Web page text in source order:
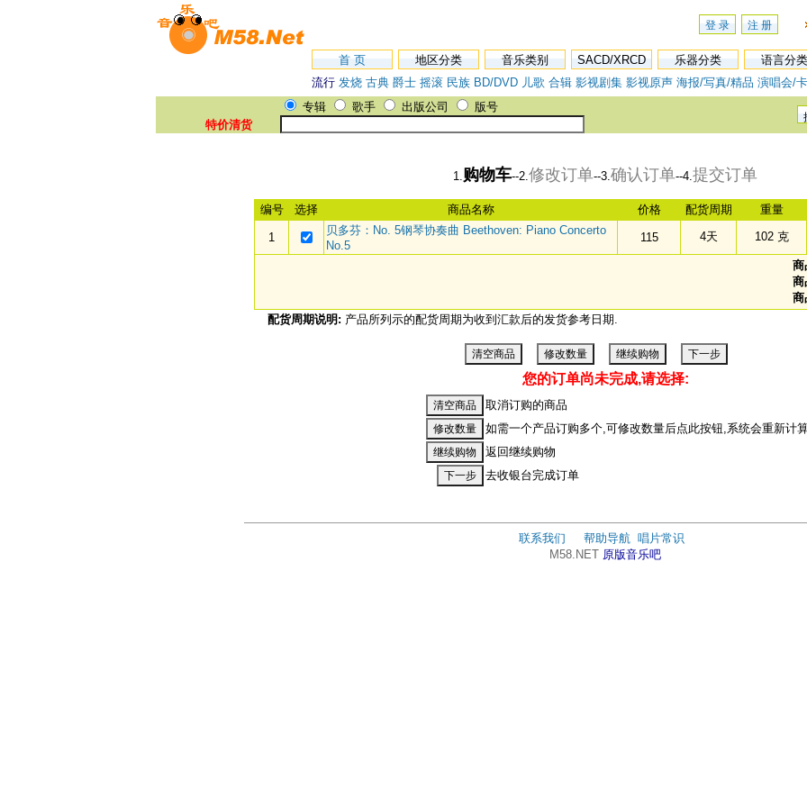
登 录 注 册
首 页 地区分类 音乐类别 SACD/XRCD 乐器分类
语言分类
流行 发烧 古典 爵士 摇滚 民族 BD/DVD 儿歌 合辑 影视剧集 影视原声 海报/写真/精品 演唱会/
特价清货
专辑 歌手 出版公司 版号
1.购物车--2.修改订单--3.确认订单--4.提交订单
编号 选择 商品名称 价格 配货周期 重量
1
贝多芬：No. 5钢琴协奏曲 Beethoven: Piano Concerto
No.5
115 4天 102 克
商
商
商
配货周期说明: 产品所列示的配货周期为收到汇款后的发货参考日期.
您的订单尚未完成,请选择:
取消订购的商品
如需一个产品订购多个,可修改数量后点此按钮,系统会重新计
返回继续购物
去收银台完成订单
联系我们 帮助导航 唱片常识
M58.NET 原版音乐吧